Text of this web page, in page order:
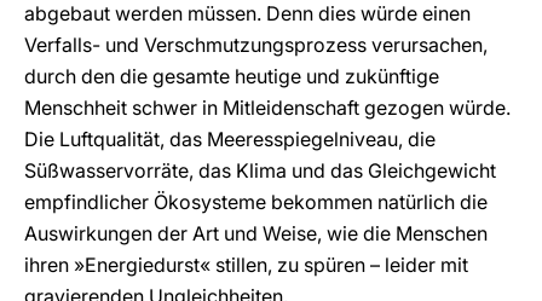
abgebaut werden müssen. Denn dies würde einen
Verfalls- und Verschmutzungsprozess verursachen,
durch den die gesamte heutige und zukünftige
Menschheit schwer in Mitleidenschaft gezogen würde.
Die Luftqualität, das Meeresspiegelniveau, die
Süßwasservorräte, das Klima und das Gleichgewicht
empfindlicher Ökosysteme bekommen natürlich die
Auswirkungen der Art und Weise, wie die Menschen
ihren »Energiedurst« stillen, zu spüren – leider mit
gravierenden Ungleichheiten.